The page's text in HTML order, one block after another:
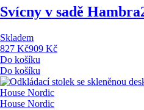
Svícny v sadě Hambra
Skladem
827 Kč909 Kč
Do košíku
Do košíku
House Nordic